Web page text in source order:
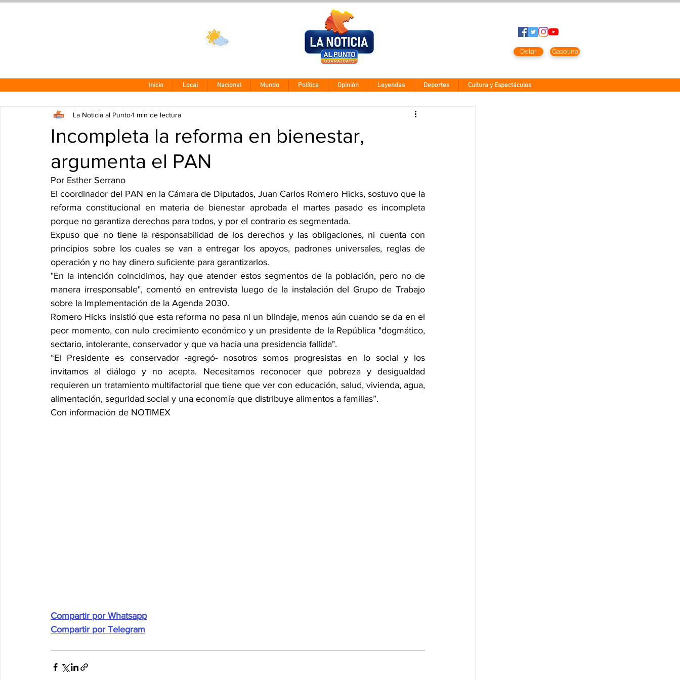
Dolar Gasolina
Inicio Local Nacional Mundo Política Opinión Leyendas Deportes Cultura y Espectáculos
Incompleta la reforma en bienestar,
argumenta el PAN
La Noticia al Punto1 min de lectura
Por Esther Serrano
El coordinador del PAN en la Cámara de Diputados, Juan Carlos Romero Hicks, sostuvo que la
reforma constitucional en materia de bienestar aprobada el martes pasado es incompleta
porque no garantiza derechos para todos, y por el contrario es segmentada.
Expuso que no tiene la responsabilidad de los derechos y las obligaciones, ni cuenta con
principios sobre los cuales se van a entregar los apoyos, padrones universales, reglas de
operación y no hay dinero suficiente para garantizarlos.
"En la intención coincidimos, hay que atender estos segmentos de la población, pero no de
manera irresponsable", comentó en entrevista luego de la instalación del Grupo de Trabajo
sobre la Implementación de la Agenda 2030.
Romero Hicks insistió que esta reforma no pasa ni un blindaje, menos aún cuando se da en el
peor momento, con nulo crecimiento económico y un presidente de la República "dogmático,
sectario, intolerante, conservador y que va hacia una presidencia fallida".
“El Presidente es conservador -agregó- nosotros somos progresistas en lo social y los
invitamos al diálogo y no acepta. Necesitamos reconocer que pobreza y desigualdad
requieren un tratamiento multifactorial que tiene que ver con educación, salud, vivienda, agua,
alimentación, seguridad social y una economía que distribuye alimentos a familias”.
Con información de NOTIMEX
Compartir por Whatsapp
Compartir por Telegram